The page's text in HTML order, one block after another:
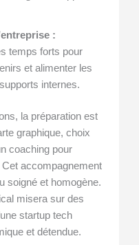
:
temps forts pour
et alimenter les
internes.
la préparation est
graphique, choix
coaching pour
accompagnement
soigné et homogène.
misera sur des
startup tech
et détendue.